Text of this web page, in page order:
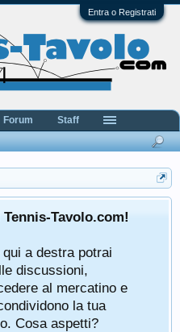
Entra o Registrati
Tavolo.com!
a destra potrai
discussioni,
al mercatino e
la tua
Cosa aspetti?
Forum Staff